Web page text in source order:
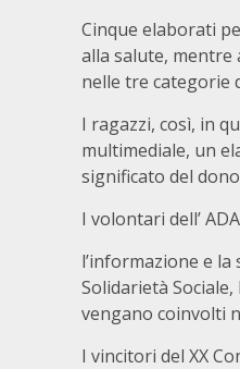
Cinque elaborati
alla salute, mentre
nelle tre categorie
I ragazzi, così, in
multimediale, un
significato del
I volontari dell’
l’informazione e
Solidarietà
vengano coinvolti
I vincitori del XX